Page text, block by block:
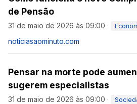
de Pensão
31 de maio de 2026 às 09:00 ·
noticiasaominuto.com
Pensar na morte pode
sugerem especialistas
31 de maio de 2026 às 09:00 ·